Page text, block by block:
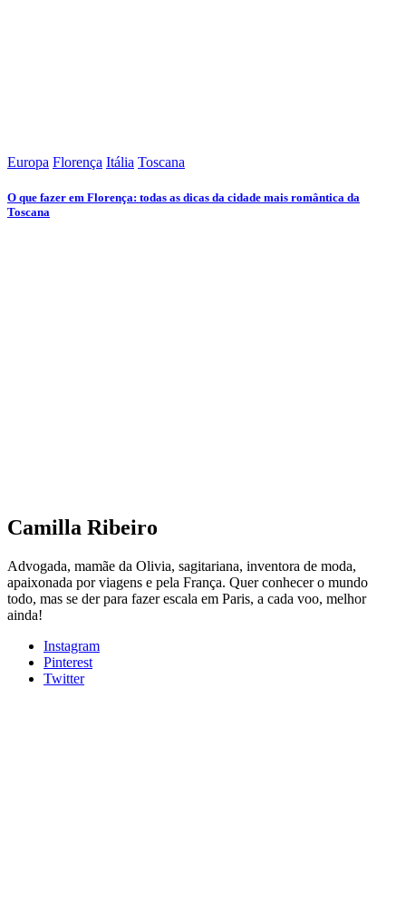
Europa Florença Itália Toscana
O que fazer em Florença: todas as dicas da cidade mais romântica da
Toscana
Camilla Ribeiro
Advogada, mamãe da Olivia, sagitariana, inventora de moda,
apaixonada por viagens e pela França. Quer conhecer o mundo
todo, mas se der para fazer escala em Paris, a cada voo, melhor
ainda!
Instagram
Pinterest
Twitter